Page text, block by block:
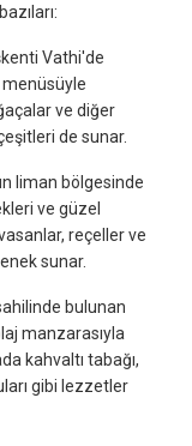
Vathi'de
menüsüyle
ve diğer
de sunar.
liman bölgesinde
ve güzel
reçeller ve
sunar.
bulunan
manzarasıyla
kahvaltı tabağı,
gibi lezzetler